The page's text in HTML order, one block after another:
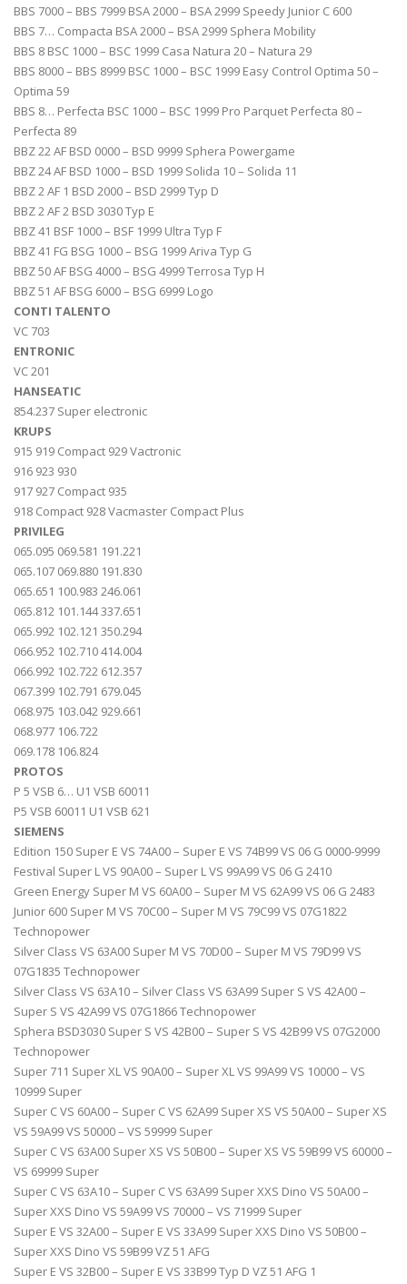
BBS 7000 – BBS 7999 BSA 2000 – BSA 2999 Speedy Junior C 600
BBS 7… Compacta BSA 2000 – BSA 2999 Sphera Mobility
BBS 8 BSC 1000 – BSC 1999 Casa Natura 20 – Natura 29
BBS 8000 – BBS 8999 BSC 1000 – BSC 1999 Easy Control Optima 50 –
Optima 59
BBS 8… Perfecta BSC 1000 – BSC 1999 Pro Parquet Perfecta 80 –
Perfecta 89
BBZ 22 AF BSD 0000 – BSD 9999 Sphera Powergame
BBZ 24 AF BSD 1000 – BSD 1999 Solida 10 – Solida 11
BBZ 2 AF 1 BSD 2000 – BSD 2999 Typ D
BBZ 2 AF 2 BSD 3030 Typ E
BBZ 41 BSF 1000 – BSF 1999 Ultra Typ F
BBZ 41 FG BSG 1000 – BSG 1999 Ariva Typ G
BBZ 50 AF BSG 4000 – BSG 4999 Terrosa Typ H
BBZ 51 AF BSG 6000 – BSG 6999 Logo
CONTI TALENTO
VC 703
ENTRONIC
VC 201
HANSEATIC
854.237 Super electronic
KRUPS
915 919 Compact 929 Vactronic
916 923 930
917 927 Compact 935
918 Compact 928 Vacmaster Compact Plus
PRIVILEG
065.095 069.581 191.221
065.107 069.880 191.830
065.651 100.983 246.061
065.812 101.144 337.651
065.992 102.121 350.294
066.952 102.710 414.004
066.992 102.722 612.357
067.399 102.791 679.045
068.975 103.042 929.661
068.977 106.722
069.178 106.824
PROTOS
P 5 VSB 6… U1 VSB 60011
P5 VSB 60011 U1 VSB 621
SIEMENS
Edition 150 Super E VS 74A00 – Super E VS 74B99 VS 06 G 0000-9999
Festival Super L VS 90A00 – Super L VS 99A99 VS 06 G 2410
Green Energy Super M VS 60A00 – Super M VS 62A99 VS 06 G 2483
Junior 600 Super M VS 70C00 – Super M VS 79C99 VS 07G1822
Technopower
Silver Class VS 63A00 Super M VS 70D00 – Super M VS 79D99 VS
07G1835 Technopower
Silver Class VS 63A10 – Silver Class VS 63A99 Super S VS 42A00 –
Super S VS 42A99 VS 07G1866 Technopower
Sphera BSD3030 Super S VS 42B00 – Super S VS 42B99 VS 07G2000
Technopower
Super 711 Super XL VS 90A00 – Super XL VS 99A99 VS 10000 – VS
10999 Super
Super C VS 60A00 – Super C VS 62A99 Super XS VS 50A00 – Super XS
VS 59A99 VS 50000 – VS 59999 Super
Super C VS 63A00 Super XS VS 50B00 – Super XS VS 59B99 VS 60000 –
VS 69999 Super
Super C VS 63A10 – Super C VS 63A99 Super XXS Dino VS 50A00 –
Super XXS Dino VS 59A99 VS 70000 – VS 71999 Super
Super E VS 32A00 – Super E VS 33A99 Super XXS Dino VS 50B00 –
Super XXS Dino VS 59B99 VZ 51 AFG
Super E VS 32B00 – Super E VS 33B99 Typ D VZ 51 AFG 1